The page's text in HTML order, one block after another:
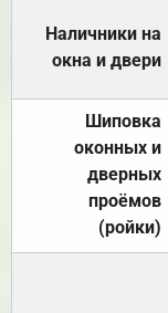
Наличники на
окна и двери
Шиповка
оконных и
дверных
проёмов
(ройки)